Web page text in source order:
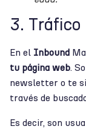
3. Tráfico
En el Inbound
tu página web.
newsletter o te
través de
Es decir, son